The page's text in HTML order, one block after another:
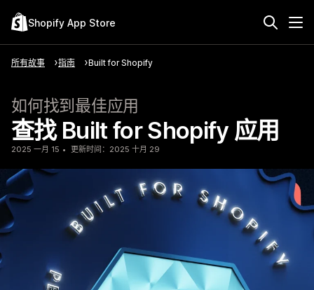
Shopify App Store
所有故事 指南 Built for Shopify
如何找到最佳应用
查找 Built for Shopify 应用
2025 一月 15 更新时间：2025 十月 29